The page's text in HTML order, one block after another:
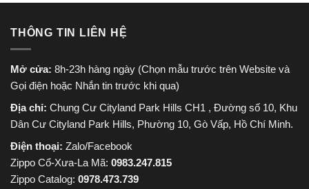
THÔNG TIN LIÊN HỆ
Mở cửa: 8h-23h hàng ngày (Chọn mẫu trước trên Website và
Gọi điện hoặc Nhắn tin trước khi qua)
Địa chỉ: Chung Cư Cityland Park Hills CH1 , Đường số 10, Khu
Dân Cư Cityland Park Hills, Phường 10, Gò Vấp, Hồ Chí Minh.
Điện thoại: Zalo/Facebook
Zippo Cổ-Xưa-La Mã: 0983.247.815
Zippo Catalog: 0978.473.739